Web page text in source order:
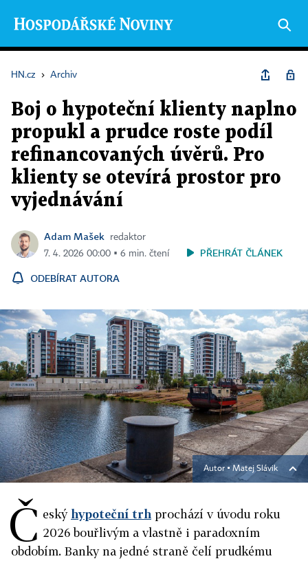
HN.cz › Archiv
Boj o hypoteční klienty naplno
propukl a prudce roste podíl
refinancovaných úvěrů. Pro
klienty se otevírá prostor pro
vyjednávání
Adam Mašek
redaktor
7. 4. 2026 00:00 ▪ 6 min. čtení
PŘEHRÁT ČLÁNEK
ODEBÍRAT AUTORA
Autor ▪ Matej Slávik
Č eský hypoteční trh prochází v úvodu roku
2026 bouřlivým a vlastně i paradoxním
obdobím. Banky na jedné straně čelí prudkému